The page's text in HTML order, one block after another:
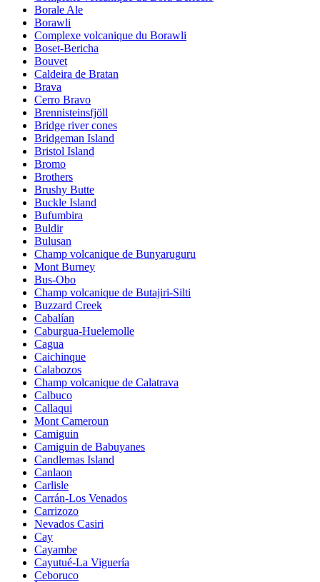
Borale Ale
Borawli
Complexe volcanique du Borawli
Boset-Bericha
Bouvet
Caldeira de Bratan
Brava
Cerro Bravo
Brennisteinsfjöll
Bridge river cones
Bridgeman Island
Bristol Island
Bromo
Brothers
Brushy Butte
Buckle Island
Bufumbira
Buldir
Bulusan
Champ volcanique de Bunyaruguru
Mont Burney
Bus-Obo
Champ volcanique de Butajiri-Silti
Buzzard Creek
Cabalían
Caburgua-Huelemolle
Cagua
Caichinque
Calabozos
Champ volcanique de Calatrava
Calbuco
Callaqui
Mont Cameroun
Camiguin
Camiguin de Babuyanes
Candlemas Island
Canlaon
Carlisle
Carrán-Los Venados
Carrizozo
Nevados Casiri
Cay
Cayambe
Cayutué-La Viguería
Ceboruco